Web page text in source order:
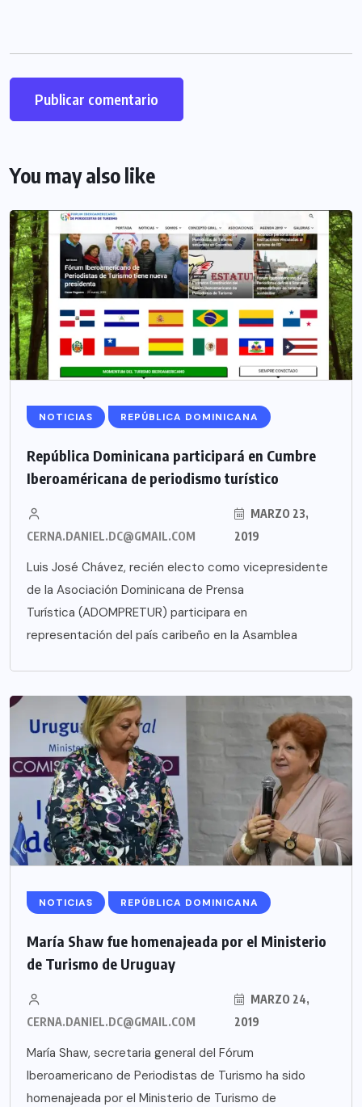
You may also like
NOTICIAS REPÚBLICA DOMINICANA
República Dominicana participará en Cumbre
Iberoaméricana de periodismo turístico
CERNA.DANIEL.DC@GMAIL.COM
MARZO 23,
2019
Luis José Chávez, recién electo como vicepresidente
de la Asociación Dominicana de Prensa
Turística (ADOMPRETUR) participara en
representación del país caribeño en la Asamblea
NOTICIAS REPÚBLICA DOMINICANA
María Shaw fue homenajeada por el Ministerio
de Turismo de Uruguay
CERNA.DANIEL.DC@GMAIL.COM
MARZO 24,
2019
María Shaw, secretaria general del Fórum
Iberoamericano de Periodistas de Turismo ha sido
homenajeada por el Ministerio de Turismo de